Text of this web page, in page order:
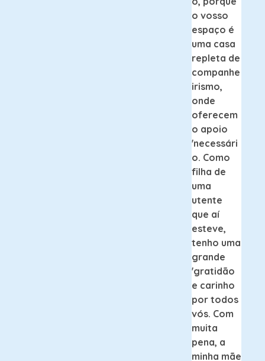
o vosso
espaço é
uma casa
repleta de
companhe
irismo,
onde
oferecem
o apoio
'necessári
o. Como
filha de
uma
utente
que aí
esteve,
tenho uma
grande
'gratidão
e carinho
por todos
vós. Com
muita
pena, a
minha mãe